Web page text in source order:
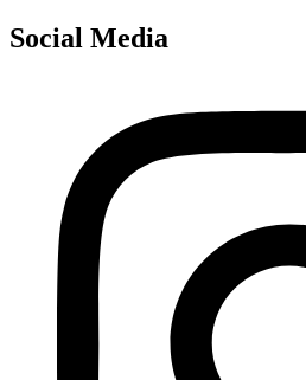
Social Media